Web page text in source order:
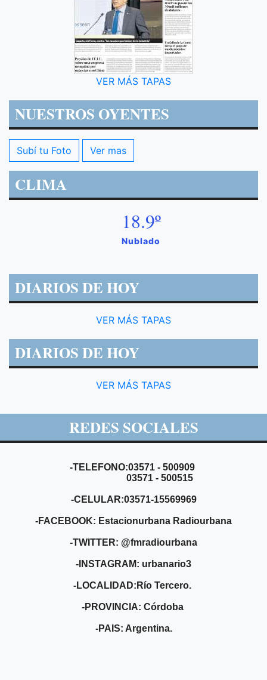
VER MÁS TAPAS
NUESTROS OYENTES
Subí tu Foto Ver mas
CLIMA
18.9º
Nublado
DIARIOS DE HOY
VER MÁS TAPAS
DIARIOS DE HOY
VER MÁS TAPAS
REDES SOCIALES
-TELEFONO:03571 - 500909
03571 - 500515
-CELULAR:03571-15569969
-FACEBOOK: Estacionurbana Radiourbana
-TWITTER: @fmradiourbana
-INSTAGRAM: urbanario3
-LOCALIDAD:Río Tercero.
-PROVINCIA: Córdoba
-PAIS: Argentina.